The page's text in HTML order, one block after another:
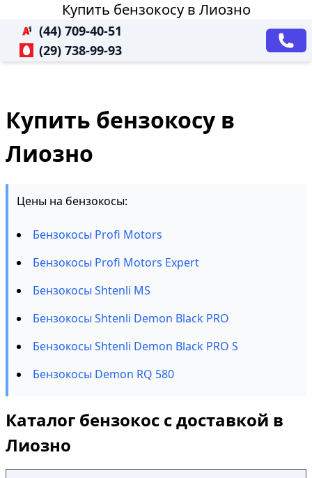
Купить бензокосу в Лиозно
(44) 709-40-51
(29) 738-99-93
Купить бензокосу в
Лиозно
Цены на бензокосы:
Бензокосы Profi Motors
Бензокосы Profi Motors Expert
Бензокосы Shtenli MS
Бензокосы Shtenli Demon Black PRO
Бензокосы Shtenli Demon Black PRO S
Бензокосы Demon RQ 580
Каталог бензокос с доставкой в
Лиозно